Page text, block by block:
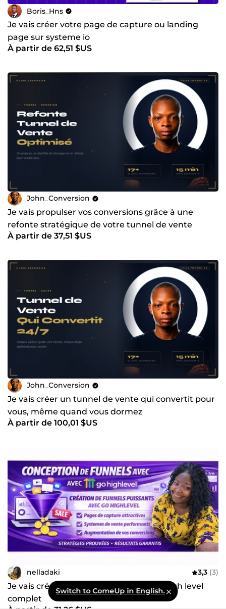
Boris_Hns
Je vais créer votre page de capture ou landing
page sur systeme io
À partir de 62,51 $US
John_Conversion
Je vais propulser vos conversions grâce à une
refonte stratégique de votre tunnel de vente
À partir de 37,51 $US
John_Conversion
Je vais créer un tunnel de vente qui convertit pour
vous, même quand vous dormez
À partir de 100,01 $US
nelladaki 3,3 (3)
Je vais créer votre tunnel de vente go high level
complet
Switch to ComeUp in English.